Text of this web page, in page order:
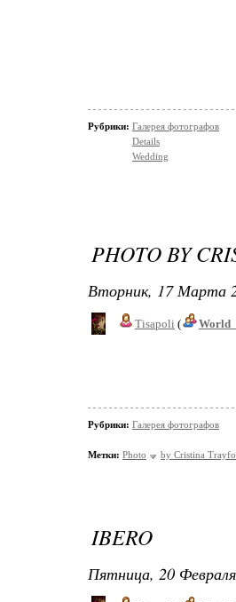
Рубрики: Галерея фотографов
Details
Wedding
PHOTO BY
Вторник, 17 Марта
Tisapoli (
Рубрики: Галерея фотографов
Метки: Photo by Cristina
IBERO
Пятница, 20